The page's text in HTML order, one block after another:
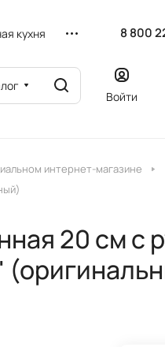
кухня 8 800
Войти
интернет-магазине
20 см с